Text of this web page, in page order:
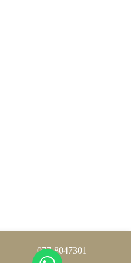
077-8047301